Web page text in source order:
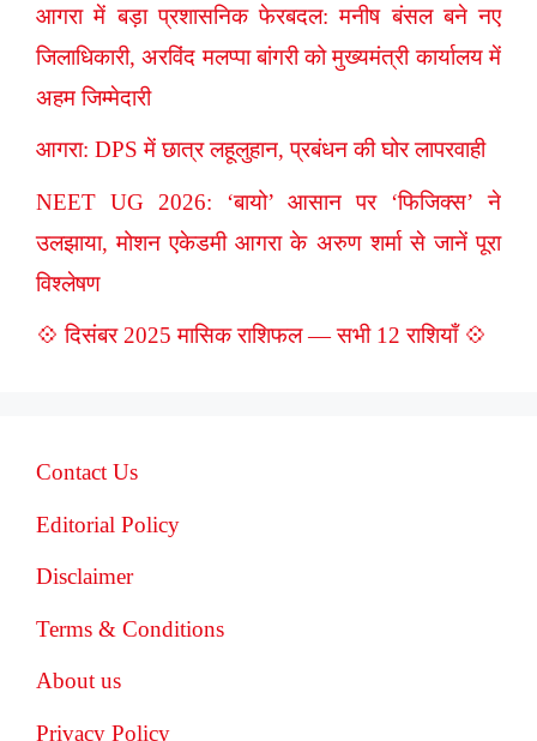
आगरा में बड़ा प्रशासनिक फेरबदल: मनीष बंसल बने नए
जिलाधिकारी, अरविंद मलप्पा बांगरी को मुख्यमंत्री कार्यालय में
अहम जिम्मेदारी
आगरा: DPS में छात्र लहूलुहान, प्रबंधन की घोर लापरवाही
NEET UG 2026: ‘बायो’ आसान पर ‘फिजिक्स’ ने
उलझाया, मोशन एकेडमी आगरा के अरुण शर्मा से जानें पूरा
विश्लेषण
💠 दिसंबर 2025 मासिक राशिफल — सभी 12 राशियाँ 💠
Contact Us
Editorial Policy
Disclaimer
Terms & Conditions
About us
Privacy Policy